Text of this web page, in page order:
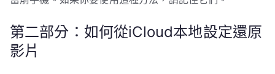
第二部分：如何從iCloud本地設定還原
影片